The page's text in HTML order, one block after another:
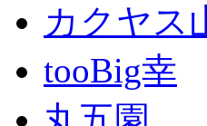
カクヤス
tooBig幸